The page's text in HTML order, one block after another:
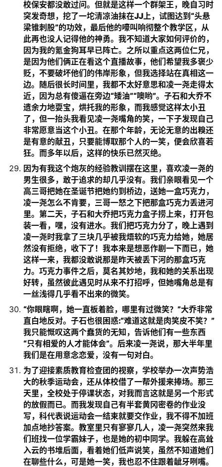
校保安都没敢过问。但就是这样一个群架王，晚自习时
突发奇想，挖了一坨清凉油抹在JJ上，试图达到“头悬
梁锥刺股”的功效，最后他的嚎叫响彻整个教学区，从
此再也没人记得他的神勇。我不知道大家如何评价的，
因为我的氪金狗耳早已阵亡。之所以重点这两位仁兄，
是因为他们俩正在看这个直播故事，他们希望我多褒少
贬，不要破坏他们的伟岸形象，但我选择站在真相这一
边。随后很长时间里，我都不太好意思和凌一尧走得太
近，因为总有傻逼在旁边“矮油”“噢哟”。子石和大乔不
遗余力地耍宝，烘托我的形象，而我感觉这样太小丑
了，但一抬头我看见凌一尧嘴角的笑，一下子发现自己
非常愿意当这个小丑。在那个年龄，无论无意的出糗还
是有意的献丑，只要能博取那个人的一笑，便会欣喜若
狂。而多年以后，这样的快乐已然灭绝。
因为有我这个炮灰的经验教训摆在这里，喜欢凌一尧的
男生很多，敢于追求的却几乎没有。我们亲眼看见一个
高三哥把她在圣诞节把她约到桥边，送她一盒巧克力，
凌一尧怎么不肯要，三哥一怒之下把那盒巧克力丢进河
里。第二天，子石和大乔把巧克力盒子捞上来，打开包
装一看，嘿，没有进水。我们把巧克力分了，晚上遇到
凌一尧时我拿了三块几乎被我焐软的巧克力给她，她居
然没有拒绝，收下了！我本来是想恶作剧一下而已，她
这样一来，我都没敢说那是昨天被丢下河的那盒巧克
力。巧克力事件之后，莫名其妙地，我和她的关系出现
好转，虽然彼此遇见时从来不打招呼，但她嘴角总是有
一丝浅得几乎看不出来的微笑。
“你眼瞎啊，她一直板着脸，哪里有过微笑？”大乔非常
直白地反对。子石也很困惑:“难道这就是肉笑皮不笑？”
我只能慨叹这两个蠢货的无知，告诉他们有一些东西
“只有相爱的人才能体会”。后来凌一尧说，那大半年里
我们是在用意念恋爱，没有一句对白。
为了迎接素质教育检查团的视察，学校举办一次声势浩
大的秋季运动会，还从体校借了一帮外援来捧场。那三
天里，全校处于停课状态，对我而言这就是另一个形式
的放假而已。而我发现自己有半套黄冈密卷的作业没
写，科代表说运动会一结束就要交作业，我不得不加班
加点地抄答案。教室里只有寥寥几人，凌一尧突然来我
们班找一位学霸妹子，也是她的初中同学。我躲在高耸
入云的书堆后面，看着她们低声说笑，虽然不知道她们
在聊些什么，可是她一笑，我也忍不住跟着龇牙咧嘴。